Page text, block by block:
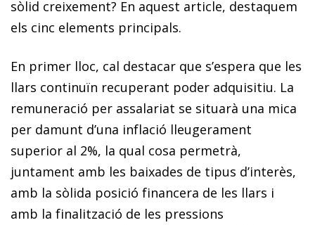
sòlid creixement? En aquest article, destaquem
els cinc elements principals.
En primer lloc, cal destacar que s’espera que les
llars continuïn recuperant poder adquisitiu. La
remuneració per assalariat se situarà una mica
per damunt d’una inflació lleugerament
superior al 2%, la qual cosa permetrà,
juntament amb les baixades de tipus d’interès,
amb la sòlida posició financera de les llars i
amb la finalització de les pressions